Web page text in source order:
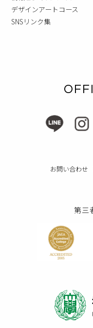
デザインアートコース
SNSリンク集
お問い合わせ
第三